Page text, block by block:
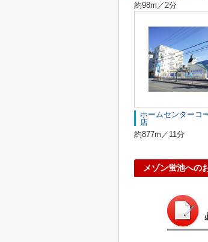
約98m／2分
ホームセンターコ
店
約877m／11分
メゾン蛍池への